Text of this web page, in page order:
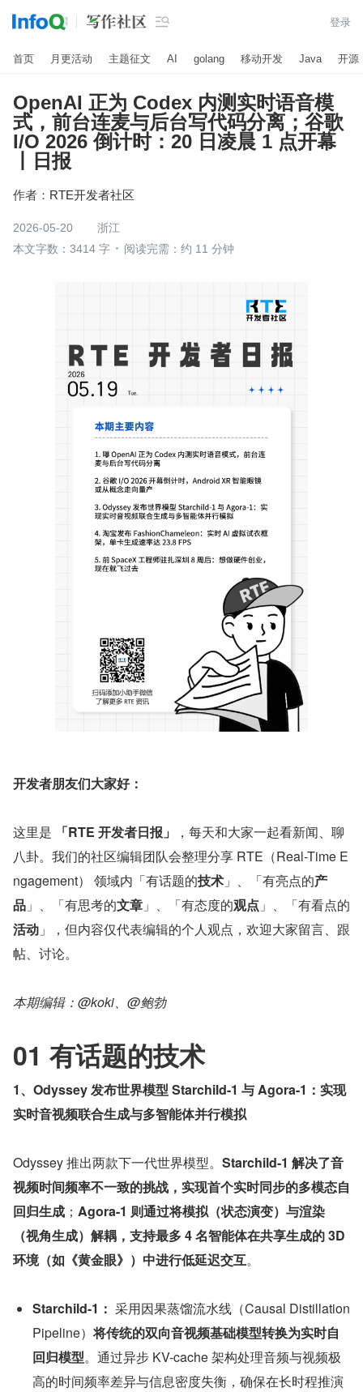
 登录
首页 月更活动 主题征文 AI golang 移动开发 Java 开源
OpenAI 正为 Codex 内测实时语音模
式，前台连麦与后台写代码分离；谷歌
I/O 2026 倒计时：20 日凌晨 1 点开幕
丨日报
作者： RTE开发者社区
2026-05-20
浙江
本文字数：3414 字
阅读完需：约 11 分钟
开发者朋友们大家好：
这里是 「RTE 开发者日报」
，每天和大家一起看新闻、聊
八卦。我们的社区编辑团队会整理分享 RTE（Real-Time E
ngagement） 领域内「有话题的技术 」、「有亮点的产
品 」、「有思考的文章 」、「有态度的观点 」、「有看点的
活动 」，但内容仅代表编辑的个人观点，欢迎大家留言、跟
帖、讨论。
本期编辑：@koki、@鲍勃
01 有话题的技术
1、Odyssey 发布世界模型 Starchild-1 与 Agora-1：实现
实时音视频联合生成与多智能体并行模拟
Odyssey 推出两款下一代世界模型。 Starchild-1 解决了音
视频时间频率不一致的挑战，实现首个实时同步的多模态自
回归生成 ； Agora-1 则通过将模拟（状态演变）与渲染
（视角生成）解耦，支持最多 4 名智能体在共享生成的 3D
环境（如《黄金眼》）中进行低延迟交互。
Starchild-1： 采用因果蒸馏流水线（Causal Distillation
Pipeline）将传统的双向音视频基础模型转换为实时自
回归模型。通过异步 KV-cache 架构处理音频与视频极
高的时间频率差异与信息密度失衡，确保在长时程推演